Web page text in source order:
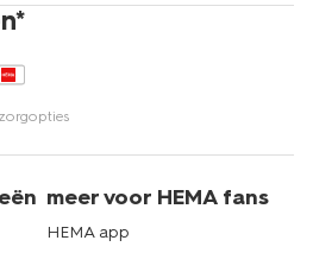
meer voor HEMA fans
HEMA app